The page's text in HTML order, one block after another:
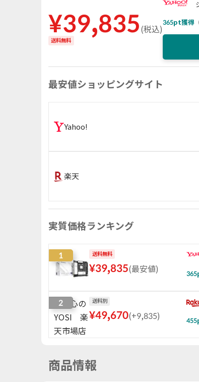
¥39,835 (税込)
送料無料
365pt獲得
最安値ショッピングサイト
Yahoo!
楽天
実質価格ランキング
1 送料無料
¥39,835(最安値)
365
2 送料別
¥49,670(+9,835)
455
商品情報